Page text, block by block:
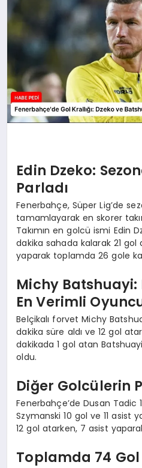
TEKNOLOJI
Edin Dzeko:
Parladı
Fenerbahçe, Süper Lig’de
tamamlayarak en skorer
Takımın en golcü ismi Edin
dakika sahada kalarak 21 gol
yaparak toplamda 26 gole
Michy Batshuayi:
En Verimli
Belçikalı forvet Michy
dakika süre aldı ve 12 gol
dakikada 1 gol atan
oldu.
Diğer Golcülerin
Fenerbahçe’de Dusan Tadic
Szymanski 10 gol ve 11 asist
12 gol atarken, 7 asist
Toplamda 74 Gol